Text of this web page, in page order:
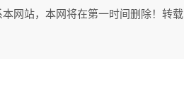
网站，本网将在第一时间删除！转载